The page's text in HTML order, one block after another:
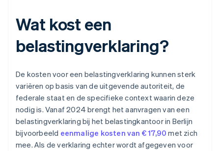
Wat kost een
belastingverklaring?
De kosten voor een belastingverklaring kunnen sterk
variëren op basis van de uitgevende autoriteit, de
federale staat en de specifieke context waarin deze
nodig is. Vanaf 2024 brengt het aanvragen van een
belastingverklaring bij het belastingkantoor in Berlijn
bijvoorbeeld eenmalige kosten van € 17,90 met zich
mee. Als de verklaring echter wordt afgegeven voor